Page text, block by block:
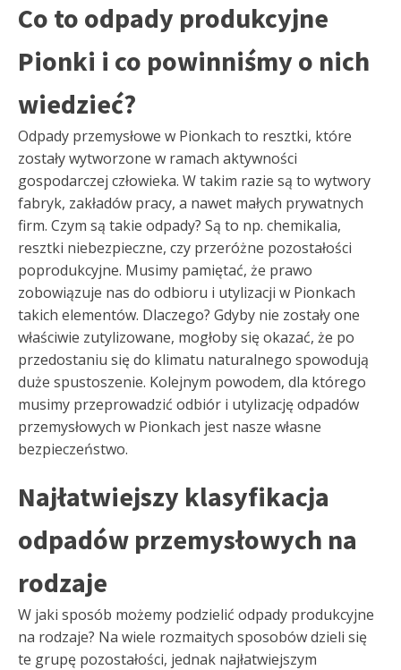
Co to odpady produkcyjne
Pionki i co powinniśmy o nich
wiedzieć?
Odpady przemysłowe w Pionkach to resztki, które
zostały wytworzone w ramach aktywności
gospodarczej człowieka. W takim razie są to wytwory
fabryk, zakładów pracy, a nawet małych prywatnych
firm. Czym są takie odpady? Są to np. chemikalia,
resztki niebezpieczne, czy przeróżne pozostałości
poprodukcyjne. Musimy pamiętać, że prawo
zobowiązuje nas do odbioru i utylizacji w Pionkach
takich elementów. Dlaczego? Gdyby nie zostały one
właściwie zutylizowane, mogłoby się okazać, że po
przedostaniu się do klimatu naturalnego spowodują
duże spustoszenie. Kolejnym powodem, dla którego
musimy przeprowadzić odbiór i utylizację odpadów
przemysłowych w Pionkach jest nasze własne
bezpieczeństwo.
Najłatwiejszy klasyfikacja
odpadów przemysłowych na
rodzaje
W jaki sposób możemy podzielić odpady produkcyjne
na rodzaje? Na wiele rozmaitych sposobów dzieli się
te grupę pozostałości, jednak najłatwiejszym